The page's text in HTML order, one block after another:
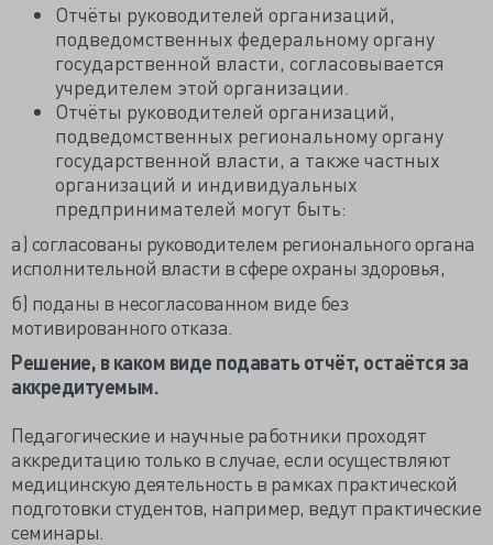
Отчёты руководителей организаций,
подведомственных федеральному органу
государственной власти, согласовывается
учредителем этой организации.
Отчёты руководителей организаций,
подведомственных региональному органу
государственной власти, а также частных
организаций и индивидуальных
предпринимателей могут быть:
а) согласованы руководителем регионального органа
исполнительной власти в сфере охраны здоровья,
б) поданы в несогласованном виде без
мотивированного отказа.
Решение, в каком виде подавать отчёт, остаётся за
аккредитуемым.
Педагогические и научные работники проходят
аккредитацию только в случае, если осуществляют
медицинскую деятельность в рамках практической
подготовки студентов, например, ведут практические
семинары.